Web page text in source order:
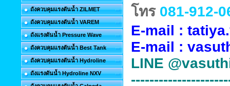
ถังควบคุมแรงดันน้ำ ZILMET
ถังควบคุมแรงดันน้ำ VAREM
ถังแรงดันน้ำ Pressure Wave
ถังควบคุมแรงดันน้ำ Best Tank
ถังควบคุมแรงดันน้ำ Hydroline
ถังแรงดันน้ำ Hydroline NXV
โทร 081-912-
E-mail :
E-mail :
LINE